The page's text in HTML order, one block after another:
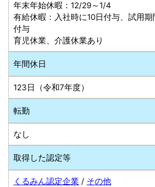
年末年始休暇：12/29～1/4
有給休暇：入社時に10日付与、試用
付与
育児休業、介護休業あり
年間休日
123日（令和7年度）
転勤
なし
取得した認定等
くるみん認定企業 / その他